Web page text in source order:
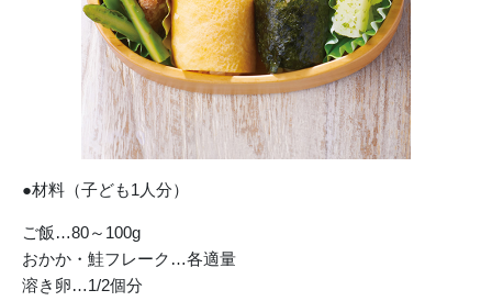
●材料（子ども1人分）
ご飯…80～100g
おかか・鮭フレーク…各適量
溶き卵…1/2個分